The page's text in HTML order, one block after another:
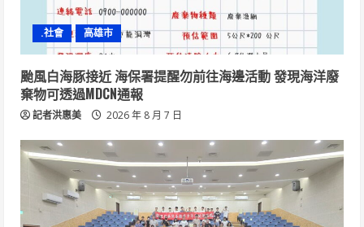
.社會 高雄市
颱風白海豚接近 海保署提醒勿前往海邊活動 發現海洋廢
棄物可透過MDCN通報
記者洪惠美 2026 年 8 月 7 日